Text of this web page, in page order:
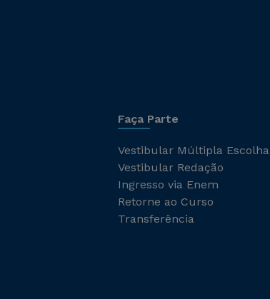
Faça Parte
Vestibular Múltipla Escolha
Vestibular Redação
Ingresso via Enem
Retorne ao Curso
Transferência